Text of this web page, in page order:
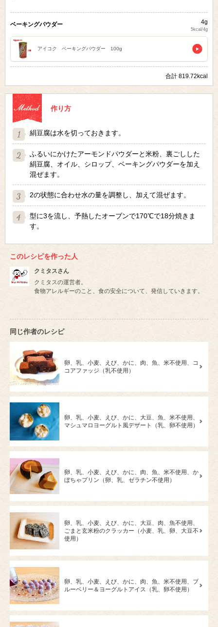
ベーキングパウダー 4g
5kcal/4g
アイコク ベーキングパウダー 100g
合計 819.72kcal
作り方
絹豆腐は水を切っておきます。
ふるいにかけたアーモンドパウダーと米粉、裏ごしした
絹豆腐、オイル、シロップ、ベーキングパウダーを加え
混ぜます。
2の状態に合わせ水の量を調整し、加えて混ぜます。
型に3を流し、予熱したオーブンで170℃で18分焼きま
す。
このレシピを作った人
クミタスさん
クミタスの運営者。
食物アレルギーのこと、食の安全について、発信していきます。
同じ作者のレシピ
卵、乳、小麦、えび、かに、肉、魚、米不使用、コ
コアファッジ（乳不使用）
卵、乳、小麦、えび、かに、大豆、魚、米不使用、
マシュマロヨーグルト風デザート（乳、卵不使用）
卵、乳、小麦、えび、かに、肉、魚、米不使用、か
ぼちゃプリン（卵、乳、ゼラチン不使用）
卵、乳、小麦、えび、かに、大豆、肉、魚不使用、
ごまと玄米粉のクラッカー（小麦、乳、卵、大豆不
使用）
卵、乳、小麦、えび、かに、肉、魚、米不使用、ブ
ルーベリー＆ヨーグルトアイス（乳、卵不使用）